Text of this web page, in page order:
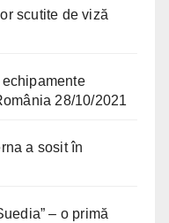
scutite de viză
28/10/2021
a sosit în
– o primă